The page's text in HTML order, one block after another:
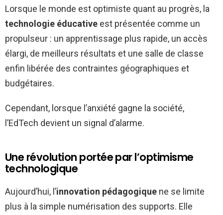
Lorsque le monde est optimiste quant au progrès, la
technologie éducative est présentée comme un
propulseur : un apprentissage plus rapide, un accès
élargi, de meilleurs résultats et une salle de classe
enfin libérée des contraintes géographiques et
budgétaires.
Cependant, lorsque l’anxiété gagne la société,
l’EdTech devient un signal d’alarme.
Une révolution portée par l’optimisme
technologique
Aujourd’hui, l’innovation pédagogique ne se limite
plus à la simple numérisation des supports. Elle